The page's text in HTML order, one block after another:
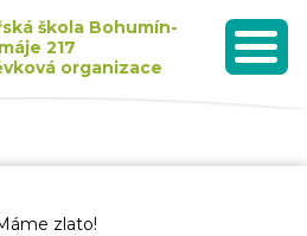
škola Bohumín-
217
organizace
MENU
Skřečoň
zlato!